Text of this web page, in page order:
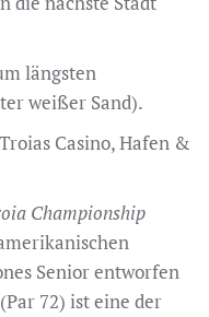
längsten
weißer Sand).
Casino, Hafen &
Championship
Senior entworfen
72) ist eine der